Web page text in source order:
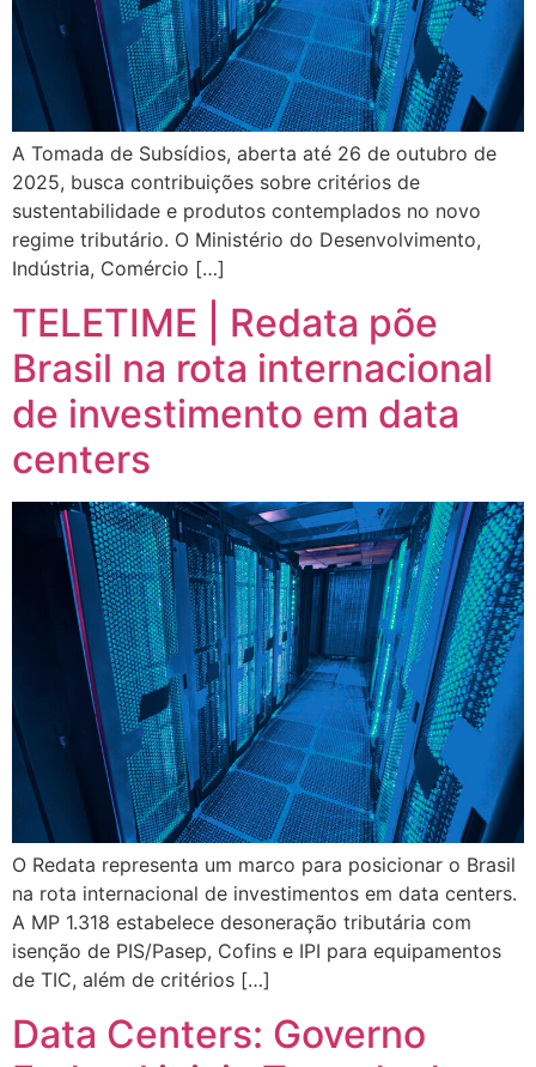
A Tomada de Subsídios, aberta até 26 de outubro de
2025, busca contribuições sobre critérios de
sustentabilidade e produtos contemplados no novo
regime tributário. O Ministério do Desenvolvimento,
Indústria, Comércio […]
TELETIME | Redata põe
Brasil na rota internacional
de investimento em data
centers
O Redata representa um marco para posicionar o Brasil
na rota internacional de investimentos em data centers.
A MP 1.318 estabelece desoneração tributária com
isenção de PIS/Pasep, Cofins e IPI para equipamentos
de TIC, além de critérios […]
Data Centers: Governo